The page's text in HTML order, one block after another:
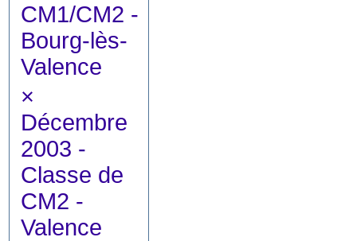
CM1/CM2 -
Bourg-lès-
Valence
×
Décembre
2003 -
Classe de
CM2 -
Valence